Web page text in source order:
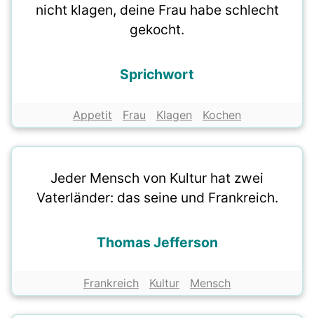
nicht klagen, deine Frau habe schlecht
gekocht.
Sprichwort
Appetit Frau Klagen Kochen
Jeder Mensch von Kultur hat zwei
Vaterländer: das seine und Frankreich.
Thomas Jefferson
Frankreich Kultur Mensch